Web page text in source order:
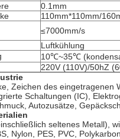
0.1mm
110mm*110mm/
≤7000mm/s
Luftkühlung
10℃~35℃
220V (110V)/50hZ
Zeichen des eingetragenen
Schaltungen (IC),
Autozusätze,
seltenes Metall),
Nylon, PES, PVC,